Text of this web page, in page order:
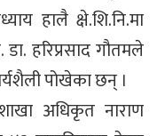
हालै क्षे.शि.नि.मा
हरिप्रसाद गौतमले
पोखेका छन् ।
अधिकृत नाराण